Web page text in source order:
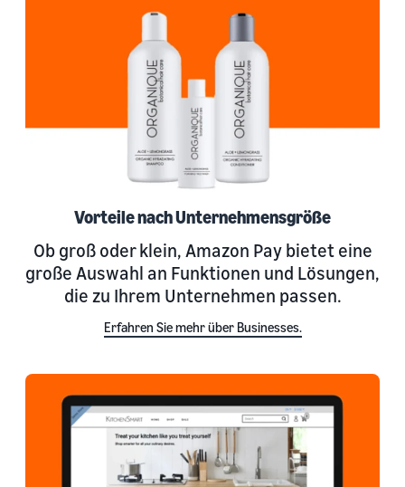
Vorteile nach Unternehmensgröße
Ob groß oder klein, Amazon Pay bietet eine
große Auswahl an Funktionen und Lösungen,
die zu Ihrem Unternehmen passen.
Erfahren Sie mehr über Businesses.